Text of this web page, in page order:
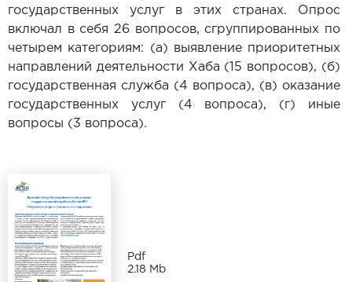
государственных услуг в этих странах. Опрос
включал в себя 26 вопросов, сгруппированных по
четырем категориям: (а) выявление приоритетных
направлений деятельности Хаба (15 вопросов), (б)
государственная служба (4 вопроса), (в) оказание
государственных услуг (4 вопроса), (г) иные
вопросы (3 вопроса).
Pdf
2.18 Mb